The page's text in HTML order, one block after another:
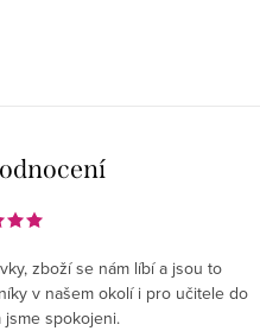
zboží se nám líbí a jsou to
v našem okolí i pro učitele do
jsme spokojeni.